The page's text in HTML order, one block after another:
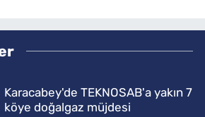
Karacabey'de TEKNOSAB'a yakın 7
köye doğalgaz müjdesi